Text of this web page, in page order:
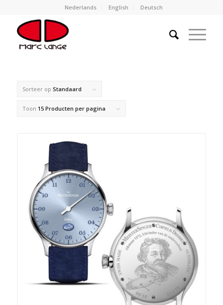
Nederlands English Deutsch
Sorteer op Standaard
Toon 15 Producten per pagina